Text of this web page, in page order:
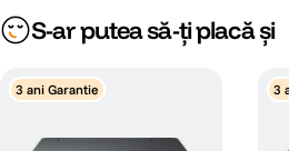
S-ar putea să-ți placă și
3 ani Garantie 3